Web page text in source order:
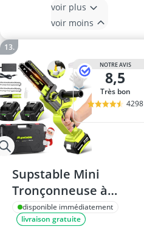
voir plus
voir moins
NOTRE AVIS
8,5
Très bon
4298
Supstable Mini
Tronçonneuse à
Batterie 8 et 6 Pouces,
900W
disponible immédiatement
livraison gratuite